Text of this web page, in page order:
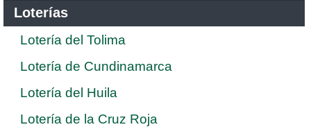
Loterías
Lotería del Tolima
Lotería de Cundinamarca
Lotería del Huila
Lotería de la Cruz Roja